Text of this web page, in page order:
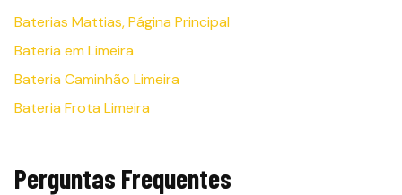
Baterias Mattias, Página Principal
Bateria em Limeira
Bateria Caminhão Limeira
Bateria Frota Limeira
Perguntas Frequentes